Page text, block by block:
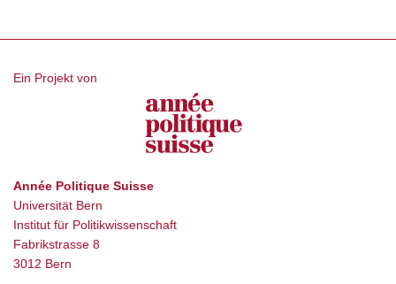
Ein Projekt von
Année Politique Suisse
Universität Bern
Institut für Politikwissenschaft
Fabrikstrasse 8
3012 Bern